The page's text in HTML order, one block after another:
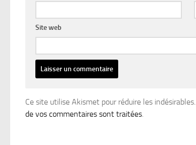
Site web
Ce site utilise Akismet pour réduire les indésirables.
de vos commentaires sont traitées.